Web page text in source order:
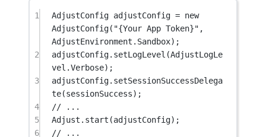
1 AdjustConfig adjustConfig = new
AdjustConfig( "{Your App Token}" ,
AdjustEnvironment.Sandbox);
2
adjustConfig. setLogLevel (AdjustLogLe
vel.Verbose);
3
adjustConfig. setSessionSuccessDelega
te(sessionSuccess);
4
// ...
5
Adjust. start (adjustConfig);
6
// ...